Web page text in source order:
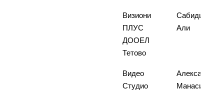
Визиони
ПЛУС
ДООЕЛ
Тетово
Сабидин
Али
Видео
Студио
Александар
Манасиев и